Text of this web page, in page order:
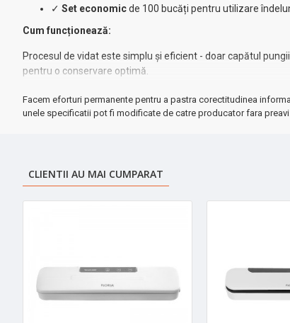
✓ Set economicde 100 bucăți pentru utilizare
Cum funcționează:
Procesul de vidat este simplu și eficient - doar capătul
pentru o conservare optimă.
★ Perfect pentru:
• Conservarea alimentelor proaspete
⚡ Livrare rapidăși ambalare sigură pentru protecția
Facem eforturi permanente pentru a pastra corectitudinea
unele specificatii pot fi modificate de catre producator fara
CLIENTII AU MAI CUMPARAT